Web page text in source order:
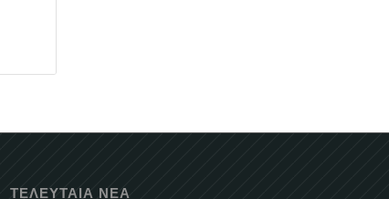
ΤΕΛΕΥΤΑΊΑ ΝΈΑ